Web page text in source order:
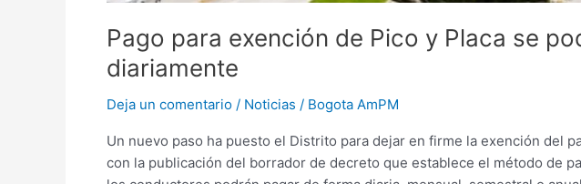
Pago para exención de Pico y Placa se
diariamente
Deja un comentario / Noticias / Bogota AmPM
Un nuevo paso ha puesto el Distrito para dejar en firme la exención del
con la publicación del borrador de decreto que establece el método de